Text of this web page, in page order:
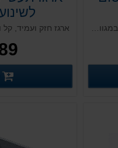
ארגז תעשייתי חזק ונוח לנשיאה. זמין במגוון מידות על פי הסטנדרט האירופאי והישראלי. בעל התאמה מלאה לשינוע על גבי מסועים מדויקים וקווי אריזה. אפשרות לשימוש עם מכסה תואם (נמכר בנפרד). כולל ידיות צד לנשיאה.
לשינוע 41
₪